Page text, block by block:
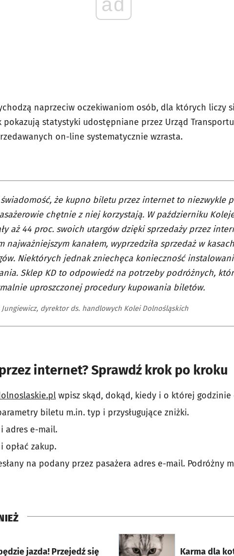
naprzeciw oczekiwaniom osób, dla których liczy
pokazują statystyki udostępniane przez Urząd
on-line systematycznie wzrasta.
świadomość, że kupno biletu przez internet to niezwykle
chętnie z niej korzystają. W październiku
aż 44 proc. swoich utargów dzięki sprzedaży przez
najważniejszym kanałem, wyprzedziła sprzedaż w
Niektórych jednak zniechęca konieczność
Sklep KD to odpowiedź na potrzeby podróżnych,
uproszczonej procedury kupowania biletów.
Jungiewicz, dyrektor ds. handlowych Kolei Dolnośląskich
internet? Sprawdź krok po kroku
wpisz skąd, dokąd, kiedy i o której godzinie
biletu m.in. typ i przysługujące zniżki.
adres e-mail.
opłać zakup.
na podany przez pasażera adres e-mail. Podróżny
jazda! Przejedź się
Karma dla
otworzy się w nowej karcie